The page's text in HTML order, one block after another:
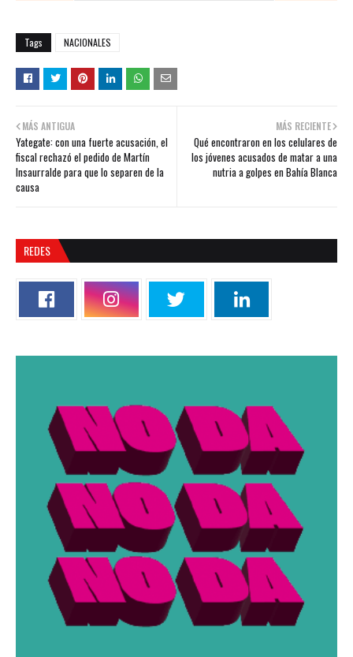
Tags NACIONALES
MÁS RECIENTE
Qué encontraron en los celulares de
los jóvenes acusados de matar a una
nutria a golpes en Bahía Blanca
MÁS ANTIGUA
Yategate: con una fuerte acusación, el
fiscal rechazó el pedido de Martín
Insaurralde para que lo separen de la
causa
REDES